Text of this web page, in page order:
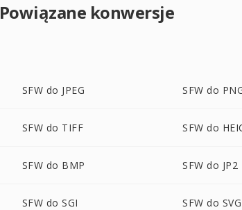
Powiązane konwersje
SFW do JPEG SFW do
SFW do TIFF SFW do
SFW do BMP SFW do JP2
SFW do SGI SFW do SVG